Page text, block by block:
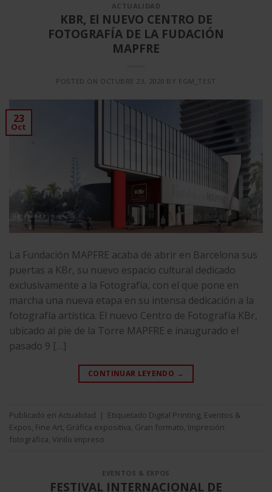
ACTUALIDAD
KBR, El NUEVO CENTRO DE
FOTOGRAFÍA DE LA FUDACIÓN
MAPFRE
POSTED ON OCTUBRE 23, 2020 BY EGM_TEST
23
Oct
La Fundación MAPFRE acaba de abrir en Barcelona sus
puertas a KBr, su nuevo espacio cultural dedicado
exclusivamente a la Fotografía, con el que pone en
marcha una nueva etapa en su intensa dedicación a la
fotografía artística. El nuevo Centro de Fotografía KBr,
ubicado al pie de la Torre MAPFRE e inaugurado el
pasado 9 […]
CONTINUAR LEYENDO →
Publicado en Actualidad | Etiquetado Digital Printing, Eventos &
Expos, Fine Art, Gráfica expositiva, Gran formato, Impresión
fotográfica, Vinilo impreso
EVENTOS & EXPOS
FESTIVAL INTERNACIONAL DE